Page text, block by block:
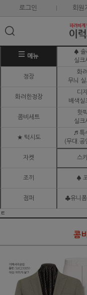
로그인 회원
메뉴
♠ 솔
실크
정장
화
무늬 실
화려한정장
디
배색실
콤비세트
핫
실크
★ 턱시도
♬ 특
(무대.공
자켓 스
조끼 ♠
점퍼 ♣유니
ㅌ
콤